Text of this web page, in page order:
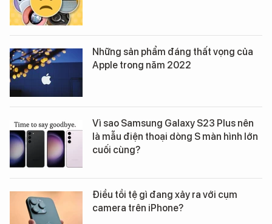
Những sản phẩm đáng thất vọng của
Apple trong năm 2022
Vì sao Samsung Galaxy S23 Plus nên
là mẫu điện thoại dòng S màn hình lớn
cuối cùng?
Điều tồi tệ gì đang xảy ra với cụm
camera trên iPhone?